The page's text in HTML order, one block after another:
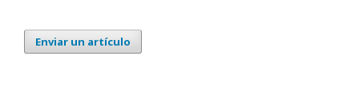
Enviar un artículo